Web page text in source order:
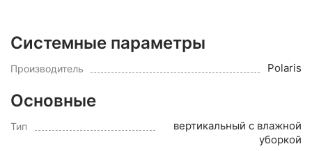
Системные параметры
Производитель Polaris
Основные
Тип
вертикальный с влажной
уборкой